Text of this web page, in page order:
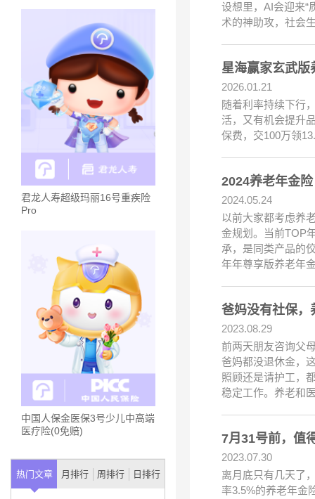
君龙人寿超级玛丽16号重疾险
Pro
中国人保金医保3号少儿中高端
医疗险(0免赔)
热门文章 月排行 周排行 日排行
设想里，AI会迎来“
术的神助攻，社会
星海赢家玄武版
2026.01.21
随着利率持续下行
活，又有机会提升
保费，交100万领
2024养老年金
2024.05.24
以前大家都考虑养
金规划。当前TOP
承，是同类产品的
年年尊享版养老年
爸妈没有社保，
2023.08.29
前两天朋友咨询父
爸妈都没退休金，
照顾还是请护工，
稳定工作。养老和
7月31号前，值
2023.07.30
离月底只有几天了
率3.5%的养老年金